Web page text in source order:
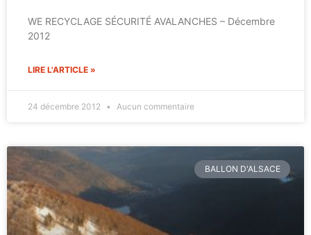
WE RECYCLAGE SÉCURITÉ AVALANCHES – Décembre
2012
LIRE L'ARTICLE »
24 décembre 2012 Aucun commentaire
BALLON D'ALSACE